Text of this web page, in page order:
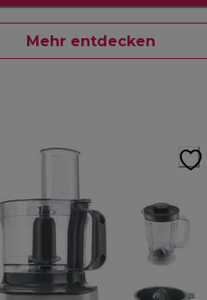
Mehr entdecken